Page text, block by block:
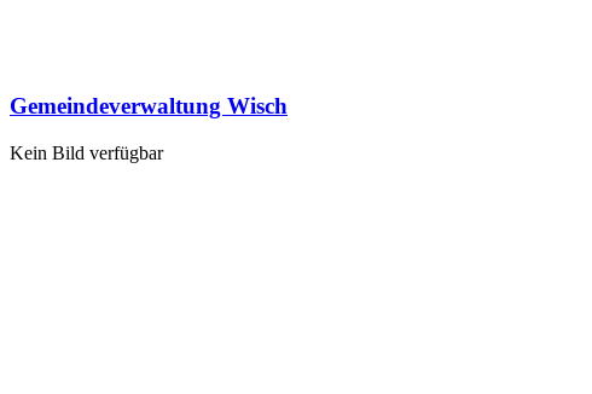
Gemeindeverwaltung Wisch
Kein Bild verfügbar